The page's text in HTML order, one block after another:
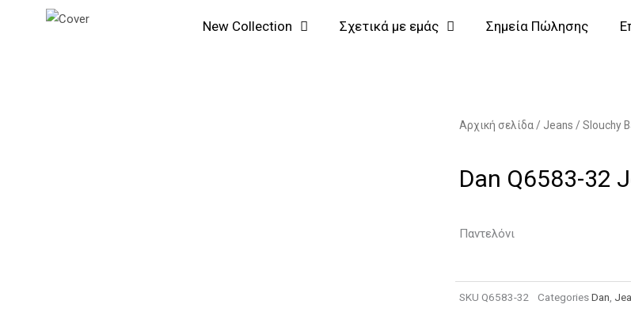
Μετάβαση
New Collection Σχετικά με εμάς Σημεία Πώλησης
Αρχική σελίδα / Jeans / Slouchy
Dan Q6583-32
Παντελόνι
SKU Q6583-32 CategoriesDan